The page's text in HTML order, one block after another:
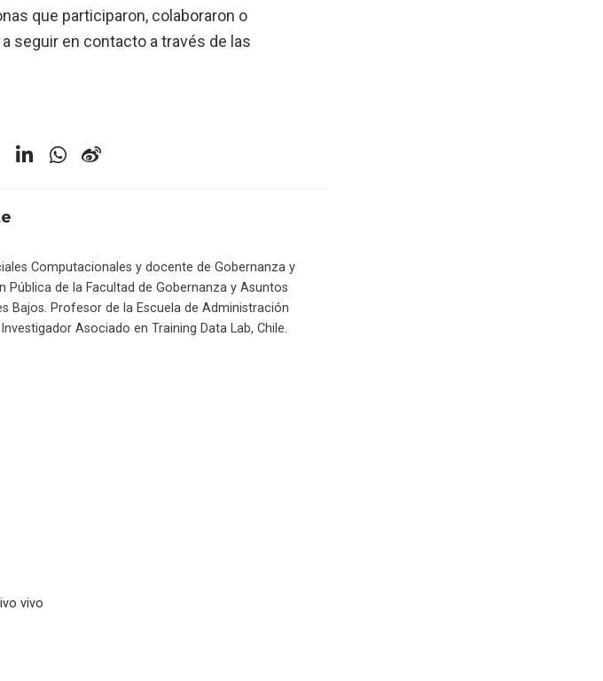
que participaron, colaboraron o
seguir en contacto a través de las
Computacionales y docente de Gobernanza y
de la Facultad de Gobernanza y Asuntos
Bajos. Profesor de la Escuela de Administración
Asociado en Training Data Lab, Chile.
vivo